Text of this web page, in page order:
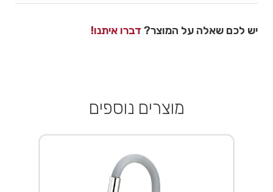
יש לכם שאלה על המוצר? דברו איתנו!
מוצרים נוספים